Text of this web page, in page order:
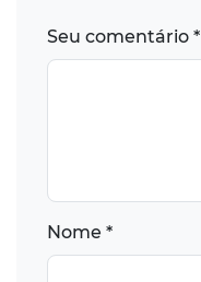
Seu comentário *
Nome *